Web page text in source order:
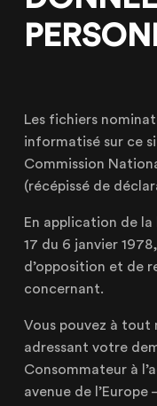
Les fichiers
informatisé sur ce
Commission
(récépissé de
En application de
17 du 6 janvier
d’opposition et de
concernant.
Vous pouvez à
adressant votre
Consommateur à
avenue de l’Europe